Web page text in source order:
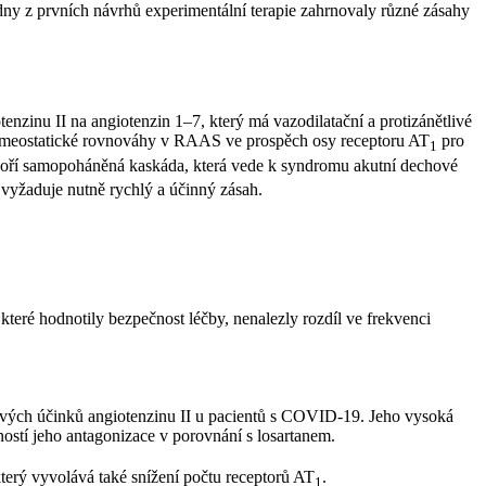
z prvních návrhů experimentální terapie zahrnovaly různé zásahy
II na angiotenzin 1–7, který má vazodilatační a protizánětlivé
rovnováhy v RAAS ve prospěch osy receptoru AT1 pro
samopoháněná kaskáda, která vede k syndromu akutní dechové
nutně rychlý a účinný zásah.
hodnotily bezpečnost léčby, nenalezly rozdíl ve frekvenci
účinků angiotenzinu II u pacientů s COVID-19. Jeho vysoká
jeho antagonizace v porovnání s losartanem.
vyvolává také snížení počtu receptorů AT1 .